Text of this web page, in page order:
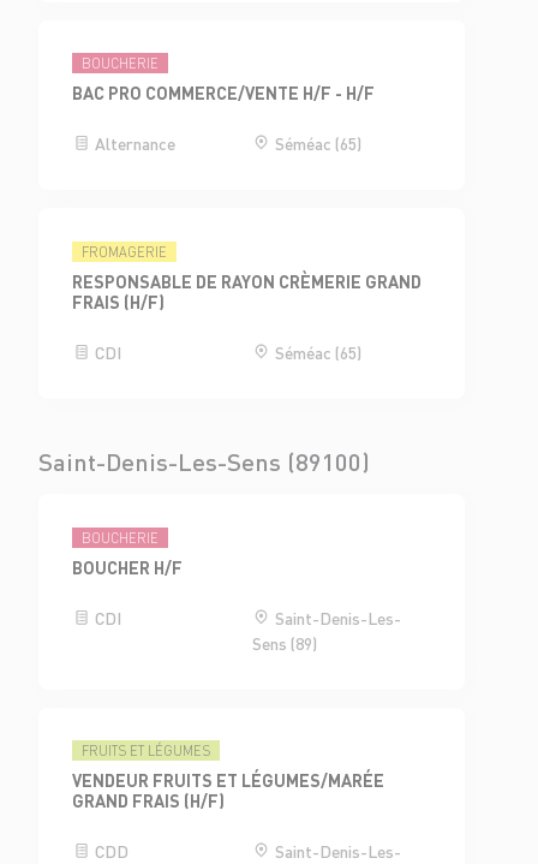
BOUCHERIE
BAC PRO COMMERCE/VENTE H/F - H/F
Alternance Séméac (65)
FROMAGERIE
RESPONSABLE DE RAYON CRÈMERIE GRAND
FRAIS (H/F)
CDI Séméac (65)
Saint-Denis-Les-Sens (89100)
BOUCHERIE
BOUCHER H/F
CDI
Saint-Denis-Les-
Sens (89)
FRUITS ET LÉGUMES
VENDEUR FRUITS ET LÉGUMES/MARÉE
GRAND FRAIS (H/F)
CDD Saint-Denis-Les-